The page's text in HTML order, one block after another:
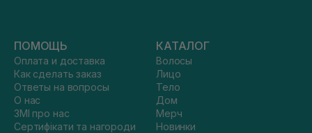
ПОМОЩЬ
Оплата и доставка
Как сделать заказ
Ответы на вопросы
О нас
ЗМІ про нас
Сертифікати та нагороди
КАТАЛОГ
Волосы
Лицо
Тело
Дом
Мерч
Новинки